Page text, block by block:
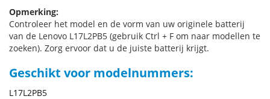
Opmerking:
Controleer het model en de vorm van uw originele batterij
van de Lenovo L17L2PB5 (gebruik Ctrl + F om naar modellen te
zoeken). Zorg ervoor dat u de juiste batterij krijgt.
Geschikt voor modelnummers:
L17L2PB5